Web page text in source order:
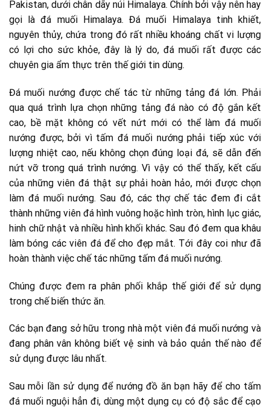
Pakistan, dưới chân dãy núi Himalaya. Chính bởi vậy nên hay
gọi là đá muối Himalaya. Đá muối Himalaya tinh khiết,
nguyên thủy, chứa trong đó rất nhiều khoáng chất vi lượng
có lợi cho sức khỏe, đây là lý do, đá muối rất được các
chuyên gia ẩm thực trên thế giới tin dùng.
Đá muối nướng được chế tác từ những tảng đá lớn. Phải
qua quá trình lựa chọn những tảng đá nào có độ gắn kết
cao, bề mặt không có vết nứt mới có thể làm đá muối
nướng được, bởi vì tấm đá muối nướng phải tiếp xúc với
lượng nhiệt cao, nếu không chọn đúng loại đá, sẽ dẫn đến
nứt vỡ trong quá trình nướng. Vì vậy có thể thấy, kết cấu
của những viên đá thật sự phải hoàn hảo, mới được chọn
làm đá muối nướng. Sau đó, các thợ chế tác đem đi cắt
thành những viên đá hình vuông hoặc hình tròn, hình lục giác,
hinh chữ nhật và nhiều hình khối khác. Sau đó đem qua khâu
làm bóng các viên đá để cho đẹp mắt. Tới đây coi như đã
hoàn thành việc chế tác những tấm đá muối nướng.
Chúng được đem ra phân phối khắp thế giới để sử dụng
trong chế biến thức ăn.
Các bạn đang sở hữu trong nhà một viên đá muối nướng và
đang phân vân không biết vệ sinh và bảo quản thế nào để
sử dụng được lâu nhất.
Sau mỗi lần sử dụng để nướng đồ ăn bạn hãy để cho tấm
đá muối nguội hẳn đi, dùng một dụng cụ có độ sắc để cạo